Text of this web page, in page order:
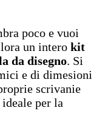
poco e vuoi
un intero kit
da disegno. Si
e di dimesioni
scrivanie
per la